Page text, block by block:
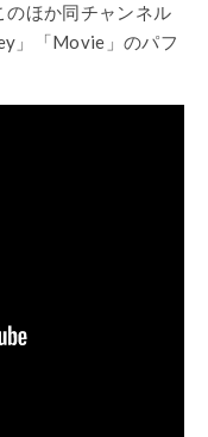
のほか同チャンネル
」「Movie」のパフ